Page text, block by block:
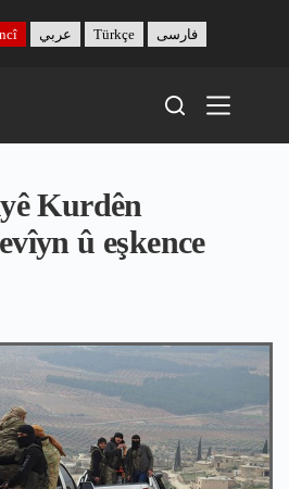
عربي Türkçe فارسی
Kurdên
û eşkence